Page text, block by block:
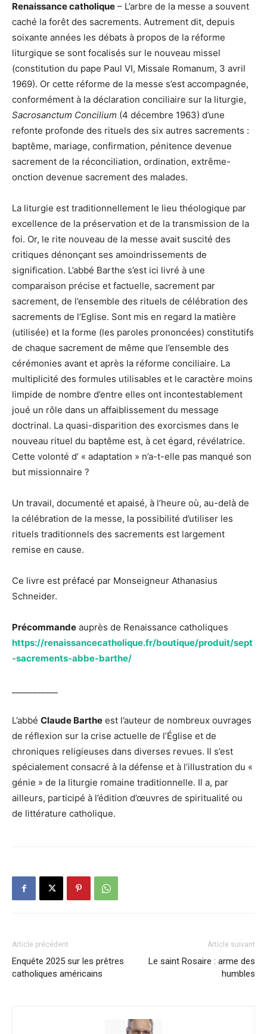
Renaissance catholique – L’arbre de la messe a souvent
caché la forêt des sacrements. Autrement dit, depuis
soixante années les débats à propos de la réforme
liturgique se sont focalisés sur le nouveau missel
(constitution du pape Paul VI, Missale Romanum, 3 avril
1969). Or cette réforme de la messe s’est accompagnée,
conformément à la déclaration conciliaire sur la liturgie,
Sacrosanctum Concilium (4 décembre 1963) d’une
refonte profonde des rituels des six autres sacrements :
baptême, mariage, confirmation, pénitence devenue
sacrement de la réconciliation, ordination, extrême-
onction devenue sacrement des malades.
La liturgie est traditionnellement le lieu théologique par
excellence de la préservation et de la transmission de la
foi. Or, le rite nouveau de la messe avait suscité des
critiques dénonçant ses amoindrissements de
signification. L’abbé Barthe s’est ici livré à une
comparaison précise et factuelle, sacrement par
sacrement, de l’ensemble des rituels de célébration des
sacrements de l’Eglise. Sont mis en regard la matière
(utilisée) et la forme (les paroles prononcées) constitutifs
de chaque sacrement de même que l’ensemble des
cérémonies avant et après la réforme conciliaire. La
multiplicité des formules utilisables et le caractère moins
limpide de nombre d’entre elles ont incontestablement
joué un rôle dans un affaiblissement du message
doctrinal. La quasi-disparition des exorcismes dans le
nouveau rituel du baptême est, à cet égard, révélatrice.
Cette volonté d’ « adaptation » n’a-t-elle pas manqué son
but missionnaire ?
Un travail, documenté et apaisé, à l’heure où, au-delà de
la célébration de la messe, la possibilité d’utiliser les
rituels traditionnels des sacrements est largement
remise en cause.
Ce livre est préfacé par Monseigneur Athanasius
Schneider.
Précommande auprès de Renaissance catholiques
https://renaissancecatholique.fr/boutique/produit/sept
-sacrements-abbe-barthe/
L’abbé Claude Barthe est l’auteur de nombreux ouvrages
de réflexion sur la crise actuelle de l’Église et de
chroniques religieuses dans diverses revues. Il s’est
spécialement consacré à la défense et à l’illustration du «
génie » de la liturgie romaine traditionnelle. Il a, par
ailleurs, participé à l’édition d’œuvres de spiritualité ou
de littérature catholique.
Article précédent
Enquête 2025 sur les prêtres
catholiques américains
Article suivant
Le saint Rosaire : arme des
humbles